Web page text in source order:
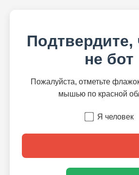
не бот
Пожалуйста, отметьте
мышью по красной
Я человек